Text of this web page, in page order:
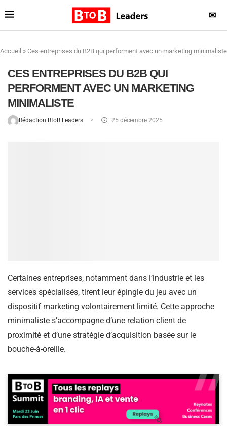
✉
Accueil » Ces entreprises du B2B qui performent avec un marketing minimaliste
CES ENTREPRISES DU B2B QUI
PERFORMENT AVEC UN MARKETING
MINIMALISTE
Rédaction BtoB Leaders 25 décembre 2025
Certaines entreprises, notamment dans l’industrie et les
services spécialisés, tirent leur épingle du jeu avec un
dispositif marketing volontairement limité. Cette approche
minimaliste s’accompagne d’une relation client de
proximité et d’une stratégie d’acquisition basée sur le
bouche-à-oreille.